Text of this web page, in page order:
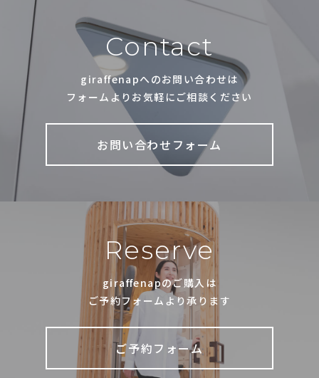
Contact
giraffenapへのお問い合わせは
フォームよりお気軽にご相談ください
お問い合わせフォーム
Reserve
giraffenapのご購入は
ご予約フォームより承ります
ご予約フォーム